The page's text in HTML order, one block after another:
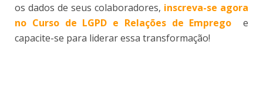
os dados de seus colaboradores, inscreva-se agora
no Curso de LGPD e Relações de Emprego e
capacite-se para liderar essa transformação!